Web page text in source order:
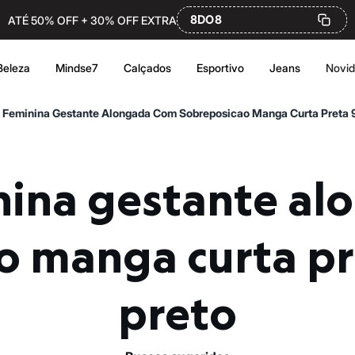
ATÉ 50% OFF + 30% OFF EXTRA 8DO8
Mindse7 Calçados Esportivo Jeans
Feminina Gestante Alongada Com Sobreposicao Manga Curta Preta
manga curta
preto